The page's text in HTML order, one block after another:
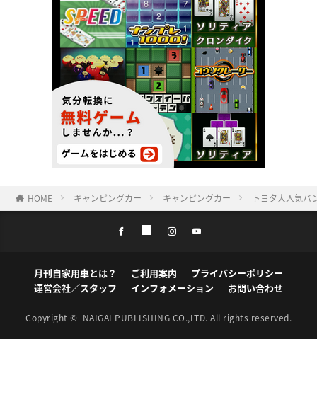
HOME キャンピングカー キャンピングカー トヨタ大人気
月刊自家用車とは？ ご利用案内
プライバシーポリシー
運営会社／スタッフ
インフォメーション お問い合わせ
Copyright © NAIGAI PUBLISHING CO.,LTD. All rights reserved.